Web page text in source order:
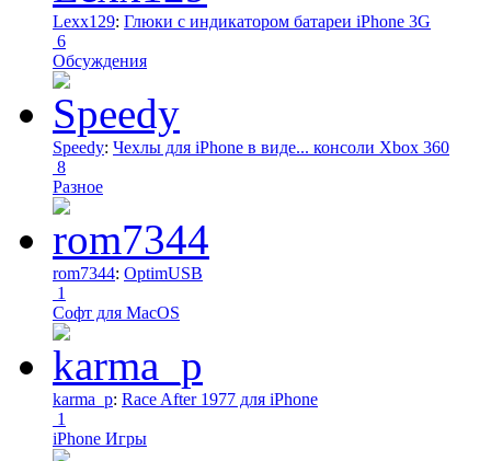
Lexx129: Глюки с индикатором батареи iPhone 3G
6
Обсуждения
Speedy: Чехлы для iPhone в виде... консоли Xbox 360
8
Разное
rom7344: OptimUSB
1
Софт для MacOS
karma_p: Race After 1977 для iPhone
1
iPhone Игры